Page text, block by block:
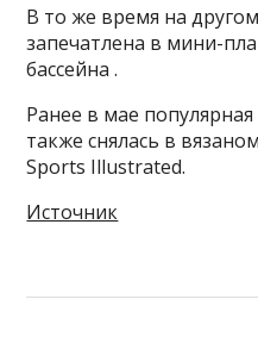
В то же время на
запечатлена в мини-
бассейна .
Ранее в мае
также снялась в
Sports Illustrated.
Источник